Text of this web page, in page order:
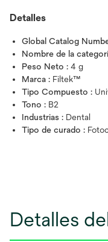
Detalles
Global Catalog
Nombre de la
Peso Neto : 4 g
Marca : Filtek™
Tipo Compuesto :
Tono : B2
Industrias : Dental
Tipo de curado :
Detalles